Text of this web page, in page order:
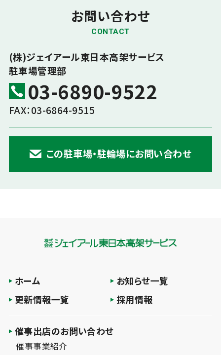
お問い合わせ
CONTACT
(株)ジェイアール東日本高架サービス
駐車場管理部
03-6890-9522
FAX：03-6864-9515
この駐車場・駐輪場にお問い合わせ
ホーム
お知らせ一覧
更新情報一覧
採用情報
催事出店のお問い合わせ
催事事業紹介